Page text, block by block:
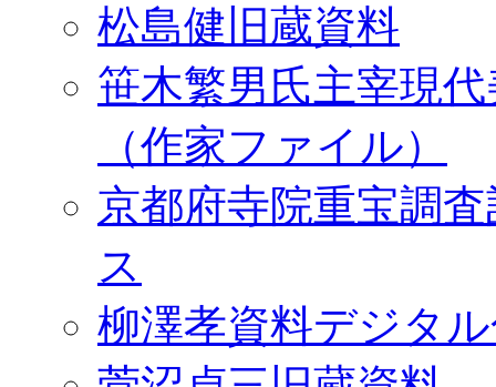
松島健旧蔵資料
笹木繁男氏主宰現
（作家ファイル）
京都府寺院重宝調
ス
柳澤孝資料デジタ